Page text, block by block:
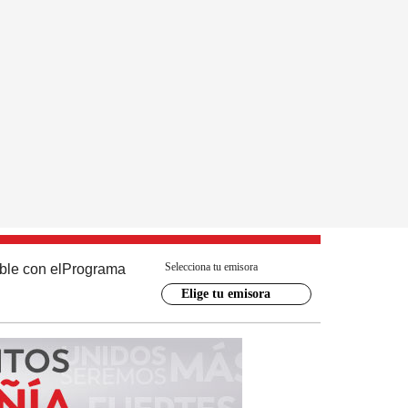
con el Programa Selecciona tu emisora
Elige tu emisora